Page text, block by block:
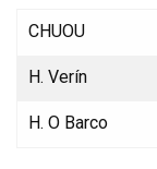
CHUOU
H. Verín
H. O Barco